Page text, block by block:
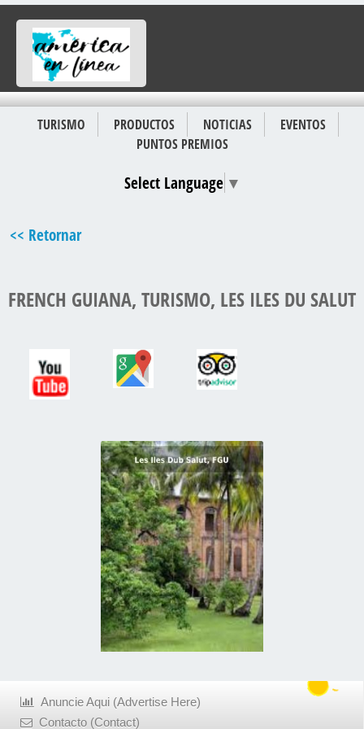
TURISMO PRODUCTOS NOTICIAS
EVENTOS
PUNTOS PREMIOS
Select Language ▼
<< Retornar
FRENCH GUIANA, TURISMO, LES ILES DU SALUT
Anuncie Aqui (Advertise Here)
Contacto (Contact)